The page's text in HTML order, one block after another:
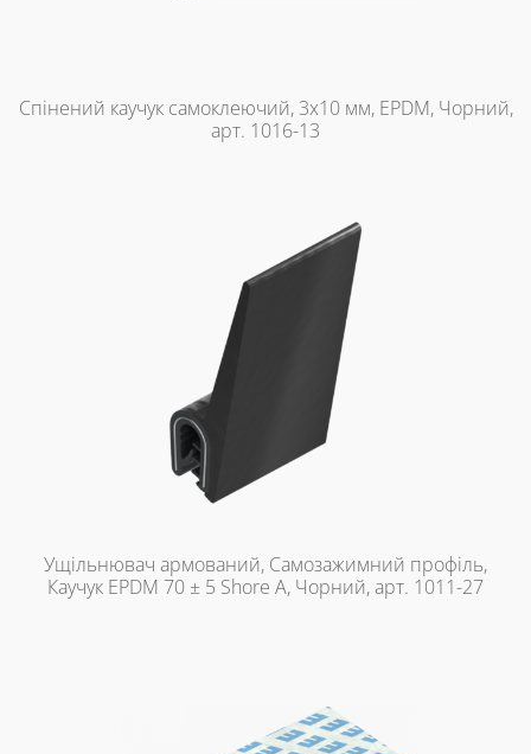
Спінений каучук самоклеючий, 3х10 мм, EPDM, Чорний,
арт. 1016-13
Ущільнювач армований, Самозажимний профіль,
Каучук EPDM 70 ± 5 Shore A, Чорний, арт. 1011-27